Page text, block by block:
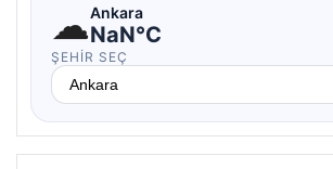
☁Ankara
NaN°C
ŞEHIR SEÇ